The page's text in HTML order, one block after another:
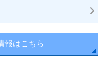
報はこちら